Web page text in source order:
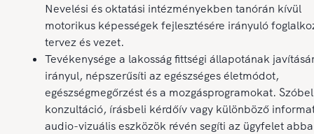
Nevelési és oktatási intézményekben tanórán kívül
motorikus képességek fejlesztésére irányuló
tervez és vezet.
Tevékenysége a lakosság fittségi állapotának
irányul, népszerűsíti az egészséges életmódot,
egészségmegőrzést és a mozgásprogramokat.
konzultáció, írásbeli kérdőív vagy különböző
audio-vizuális eszközök révén segíti az ügyfelet